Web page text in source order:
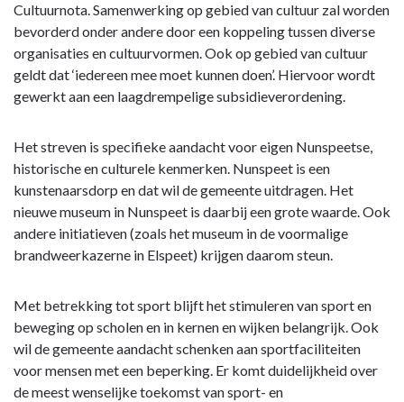
Sport,
recreatie
openbaar
Inleiding
Cultuurnota. Samenwerking op gebied van cultuur zal worden
bevorderd onder andere door een koppeling tussen diverse
organisaties en cultuurvormen. Ook op gebied van cultuur
geldt dat ‘iedereen mee moet kunnen doen’. Hiervoor wordt
gewerkt aan een laagdrempelige subsidieverordening.
Het streven is specifieke aandacht voor eigen Nunspeetse,
historische en culturele kenmerken. Nunspeet is een
kunstenaarsdorp en dat wil de gemeente uitdragen. Het
nieuwe museum in Nunspeet is daarbij een grote waarde. Ook
andere initiatieven (zoals het museum in de voormalige
brandweerkazerne in Elspeet) krijgen daarom steun.
Met betrekking tot sport blijft het stimuleren van sport en
beweging op scholen en in kernen en wijken belangrijk. Ook
wil de gemeente aandacht schenken aan sportfaciliteiten
voor mensen met een beperking. Er komt duidelijkheid over
de meest wenselijke toekomst van sport- en